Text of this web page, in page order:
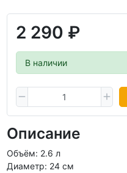
2 290 ₽
В наличии
Описание
Объём: 2.6 л
Диаметр: 24 см